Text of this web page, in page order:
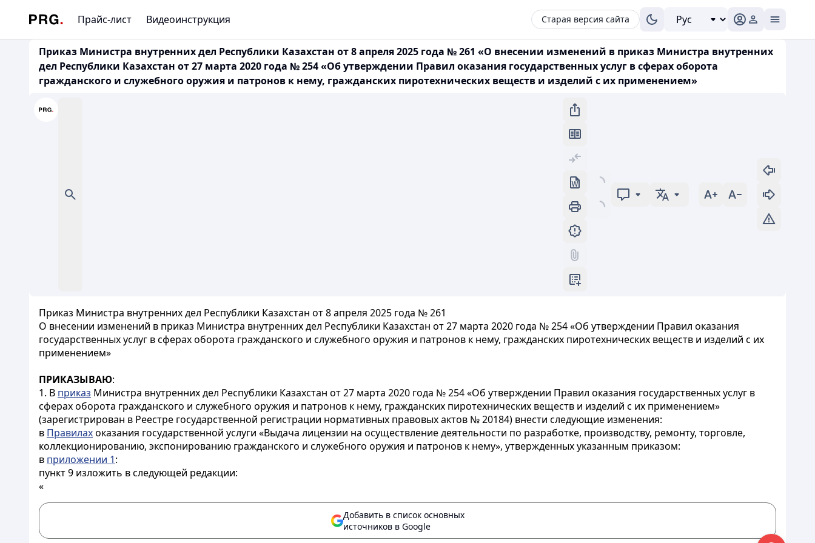
Прайс-лист Видеоинструкция Старая версия сайта
Приказ Министра внутренних дел Республики Казахстан от 8 апреля 2025 года № 261 «О внесении изменений в приказ Министра внутренних
дел Республики Казахстан от 27 марта 2020 года № 254 «Об утверждении Правил оказания государственных услуг в сферах оборота
гражданского и служебного оружия и патронов к нему, гражданских пиротехнических веществ и изделий с их применением»
Приказ Министра внутренних дел Республики Казахстан от 8 апреля 2025 года № 261
О внесении изменений в приказ Министра внутренних дел Республики Казахстан от 27 марта 2020 года № 254 «Об утверждении Правил оказания
государственных услуг в сферах оборота гражданского и служебного оружия и патронов к нему, гражданских пиротехнических веществ и изделий с их
применением»
ПРИКАЗЫВАЮ:
1. В приказ Министра внутренних дел Республики Казахстан от 27 марта 2020 года № 254 «Об утверждении Правил оказания государственных услуг в
сферах оборота гражданского и служебного оружия и патронов к нему, гражданских пиротехнических веществ и изделий с их применением»
(зарегистрирован в Реестре государственной регистрации нормативных правовых актов № 20184) внести следующие изменения:
в Правилахоказания государственной услуги «Выдача лицензии на осуществление деятельности по разработке, производству, ремонту, торговле,
коллекционированию, экспонированию гражданского и служебного оружия и патронов к нему», утвержденных указанным приказом:
в приложении 1:
пункт 9 изложить в следующей редакции:
«
Добавить в список основных
источников в Google